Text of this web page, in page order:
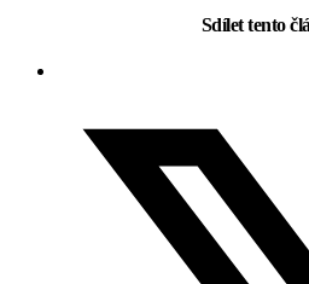
Sdílet tento